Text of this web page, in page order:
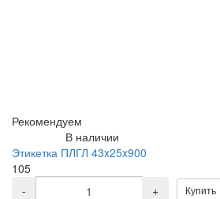
Рекомендуем
В наличии
Этикетка ПЛГЛ 43x25x900
105
-
+ Купить